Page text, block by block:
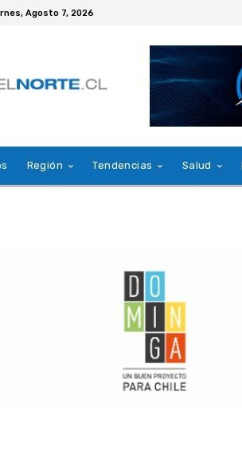
Agosto 7, 2026
Región Tendencias Salud